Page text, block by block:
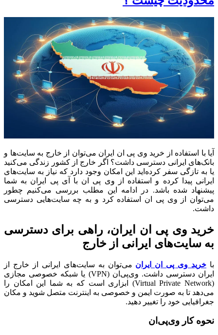
آیا با استفاده از خرید وی پی ان ایران می‌توان از خارج به سایت‌ها و
بانک‌های ایرانی دسترسی داشت؟ اگر خارج از کشور زندگی می‌کنید
یا به تازگی سفر کرده‌اید این امکان وجود دارد که نیاز به سایت‌های
ایرانی پیدا کرده و استفاده از وی پی ان با آی پی ایران به شما
پیشنهاد شده باشد. در ادامه این مطلب بررسی می‌کنیم چطور
می‌توان از وی پی ان استفاده کرد و به چه سایت‌هایی دسترسی
داشت.
خرید وی پی ان ایران، راهی برای دسترسی
به سایت‌های ایرانی از خارج
با خرید وی پی ان ایران می‌توان به سایت‌های ایرانی از خارج از
ایران دسترسی داشت. وی‌پی‌ان (VPN) یا شبکه خصوصی مجازی
(Virtual Private Network) ابزاری است که به شما این امکان را
می‌دهد تا به صورت ایمن و خصوصی به اینترنت متصل شوید و مکان
جغرافیایی خود را تغییر دهید.
نحوه کار وی‌پی‌ان